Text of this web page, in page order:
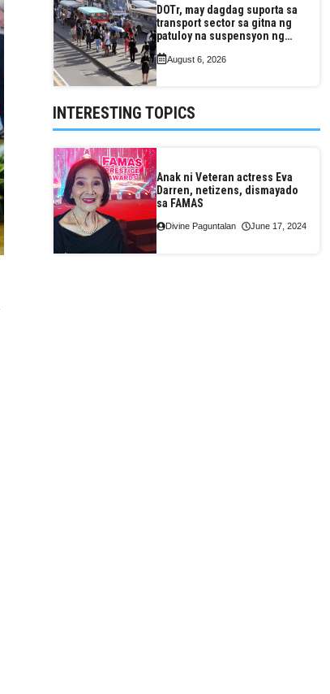
DOTr, may dagdag suporta sa
transport sector sa gitna ng
patuloy na suspensyon ng
August 6, 2026
INTERESTING TOPICS
Anak ni Veteran actress Eva
Darren, netizens, dismayado
sa FAMAS
Divine Paguntalan June 17, 2024